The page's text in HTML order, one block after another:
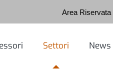
Area Riservata
Settori News